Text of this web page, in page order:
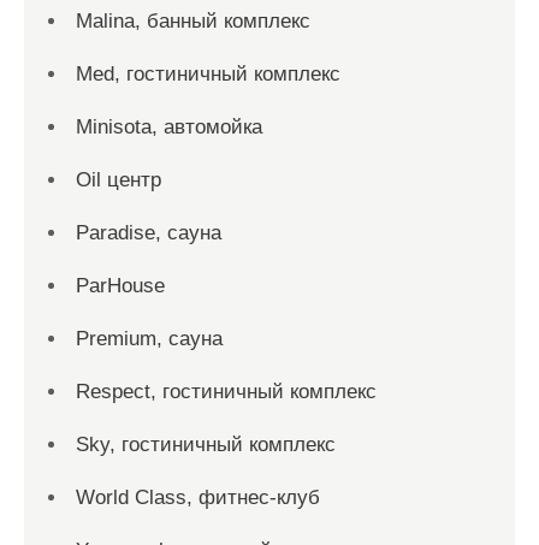
Malina, банный комплекс
Med, гостиничный комплекс
Minisota, автомойка
Oil центр
Paradise, сауна
ParHouse
Premium, сауна
Respect, гостиничный комплекс
Sky, гостиничный комплекс
World Class, фитнес-клуб